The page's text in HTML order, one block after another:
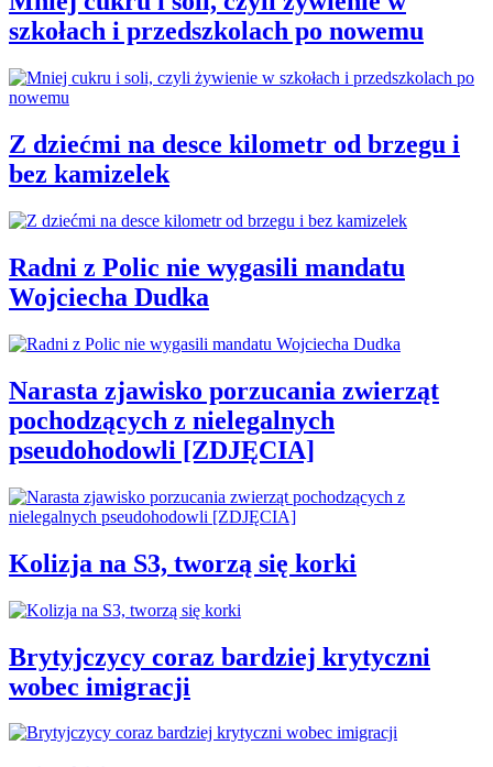
szkołach i przedszkolach po nowemu
Z dziećmi na desce kilometr od brzegu i
bez kamizelek
Radni z Polic nie wygasili mandatu
Wojciecha Dudka
Narasta zjawisko porzucania zwierząt
pochodzących z nielegalnych
pseudohodowli [ZDJĘCIA]
Kolizja na S3, tworzą się korki
Brytyjczycy coraz bardziej krytyczni
wobec imigracji